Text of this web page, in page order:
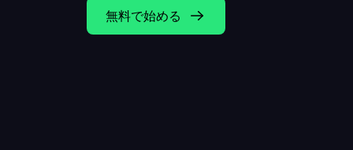
無料で始める